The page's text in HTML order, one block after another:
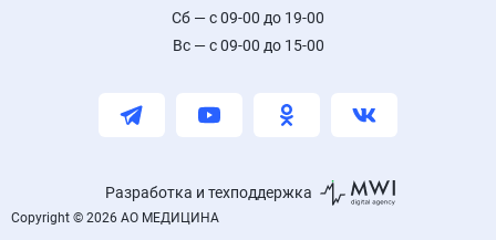
Сб — с 09-00 до 19-00
Вс — с 09-00 до 15-00
Разработка и техподдержка
Copyright © 2026 АО МЕДИЦИНА